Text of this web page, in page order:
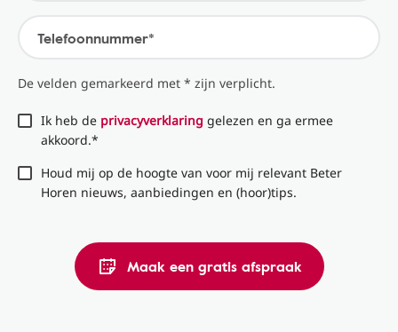
Telefoonnummer*
De velden gemarkeerd met * zijn verplicht.
Ik heb de privacyverklaring gelezen en ga ermee
akkoord.*
Houd mij op de hoogte van voor mij relevant Beter
Horen nieuws, aanbiedingen en (hoor)tips.
Maak een gratis afspraak